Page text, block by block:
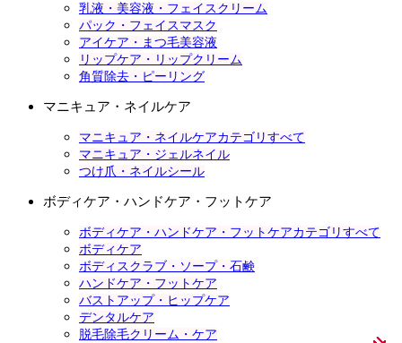
乳液・美容液・フェイスクリーム
パック・フェイスマスク
アイケア・まつ毛美容液
リップケア・リップクリーム
角質除去・ピーリング
マニキュア・ネイルケア
マニキュア・ネイルケアカテゴリすべて
マニキュア・ジェルネイル
つけ爪・ネイルシール
ボディケア・ハンドケア・フットケア
ボディケア・ハンドケア・フットケアカテゴリすべて
ボディケア
ボディスクラブ・ソープ・石鹸
ハンドケア・フットケア
バストアップ・ヒップケア
デンタルケア
脱毛除毛クリーム・ケア